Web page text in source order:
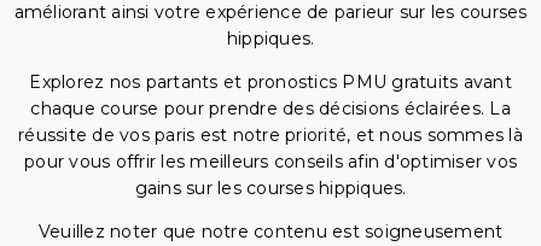
améliorant ainsi votre expérience de parieur sur les courses
hippiques.
Explorez nos partants et pronostics PMU gratuits avant
chaque course pour prendre des décisions éclairées. La
réussite de vos paris est notre priorité, et nous sommes là
pour vous offrir les meilleurs conseils afin d'optimiser vos
gains sur les courses hippiques.
Veuillez noter que notre contenu est soigneusement